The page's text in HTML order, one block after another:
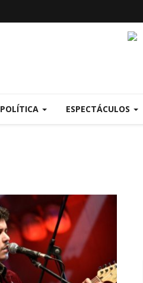
POLÍTICA ESPECTÁCULOS